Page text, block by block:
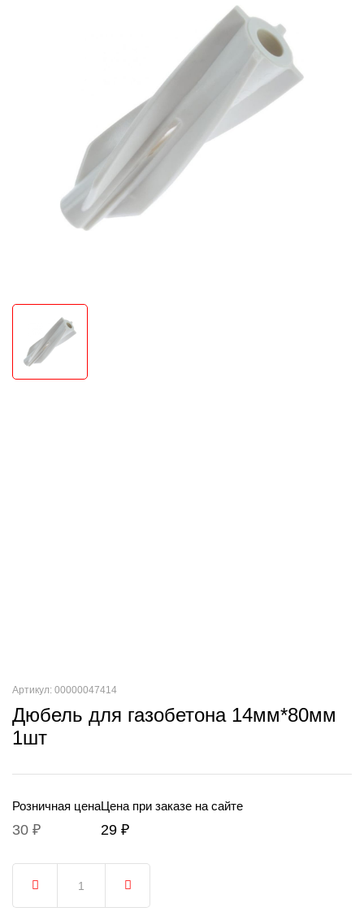
Артикул: 00000047414
Дюбель для газобетона 14мм*80мм
1шт
Розничная цена
30 ₽
Цена при заказе на сайте
29 ₽